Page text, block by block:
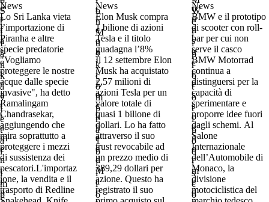
News
Lo Sri Lanka vieta
l’importazione di
Piranha e altre
specie predatorie
"Vogliamo
proteggere le nostre
acque dalle specie
invasive", ha detto
Ramalingam
Chandrasekar,
aggiungendo che
mira soprattutto a
proteggere i mezzi
di sussistenza dei
pescatori.L'importaz
ione, la vendita e il
trasporto di Redline
News
Elon Musk compra
1 bilione di azioni
Tesla e il titolo
guadagna l’8%
Il 12 settembre Elon
Musk ha acquistato
2,57 milioni di
azioni Tesla per un
valore totale di
quasi 1 bilione di
dollari. Lo ha fatto
attraverso il suo
trust revocabile ad
un prezzo medio di
389,29 dollari per
azione. Questo ha
registrato il suo
News
BMW e il prototipo
di scooter con roll-
bar per cui non
serve il casco
BMW Motorrad
continua a
distinguersi per la
capacità di
sperimentare e
proporre idee fuori
dagli schemi. Al
Salone
Internazionale
dell’Automobile di
Monaco, la
divisione
motociclistica del